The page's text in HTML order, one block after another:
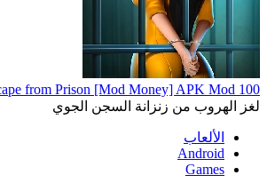
100 Doors Escape from Prison [Mod Money] APK Mod
لغز الهروب من زنزانة السجن الجوي
الألعاب
Android
Games